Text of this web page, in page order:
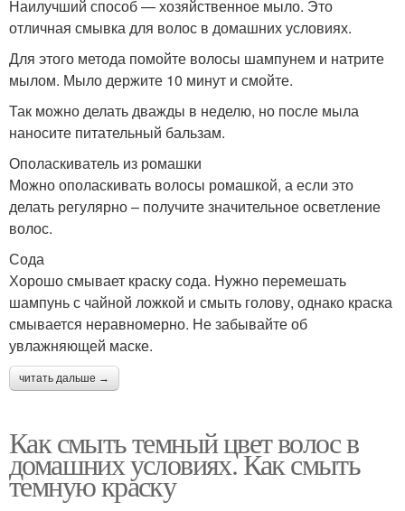
Наилучший способ — хозяйственное мыло. Это
отличная смывка для волос в домашних условиях.
Для этого метода помойте волосы шампунем и натрите
мылом. Мыло держите 10 минут и смойте.
Так можно делать дважды в неделю, но после мыла
наносите питательный бальзам.
Ополаскиватель из ромашки
Можно ополаскивать волосы ромашкой, а если это
делать регулярно – получите значительное осветление
волос.
Сода
Хорошо смывает краску сода. Нужно перемешать
шампунь с чайной ложкой и смыть голову, однако краска
смывается неравномерно. Не забывайте об
увлажняющей маске.
читать дальше →
Как смыть темный цвет волос в
домашних условиях. Как смыть
темную краску